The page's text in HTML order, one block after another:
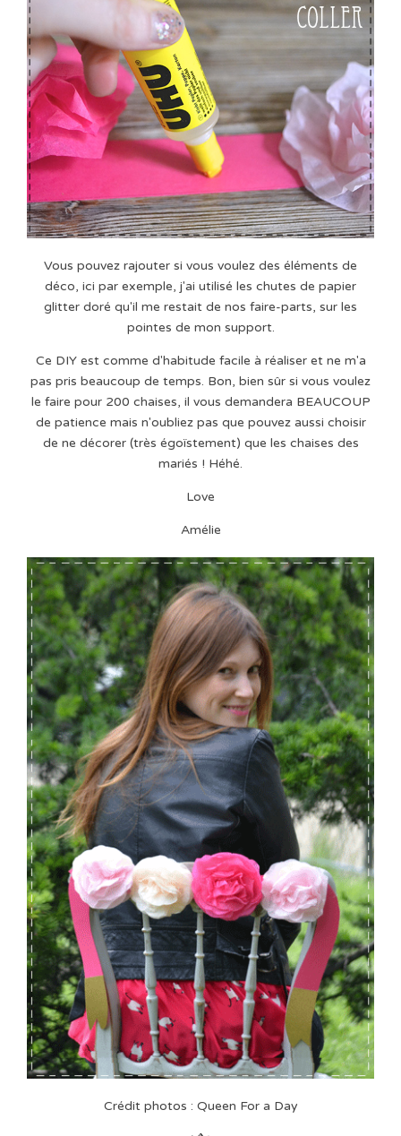
Vous pouvez rajouter si vous voulez des éléments de
déco, ici par exemple, j'ai utilisé les chutes de papier
glitter doré qu'il me restait de nos faire-parts, sur les
pointes de mon support.
Ce DIY est comme d'habitude facile à réaliser et ne m'a
pas pris beaucoup de temps. Bon, bien sûr si vous voulez
le faire pour 200 chaises, il vous demandera BEAUCOUP
de patience mais n'oubliez pas que pouvez aussi choisir
de ne décorer (très égoïstement) que les chaises des
mariés ! Héhé.
Love
Amélie
Crédit photos : Queen For a Day